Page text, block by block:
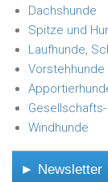
Dachshunde
Spitze und
Laufhunde,
Vorstehhunde
Windhunde
► Newsletter